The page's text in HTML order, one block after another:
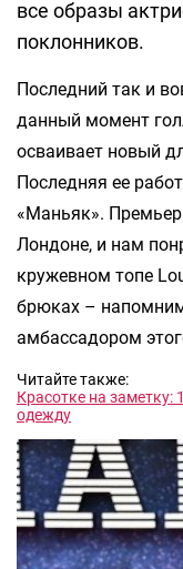
все образы
поклонников.
Последний так и
данный момент
осваивает новый
Последняя ее
«Маньяк».
Лондоне, и нам
кружевном топе
брюках –
амбассадором
Читайте также:
Красотке на заметку:
одежду